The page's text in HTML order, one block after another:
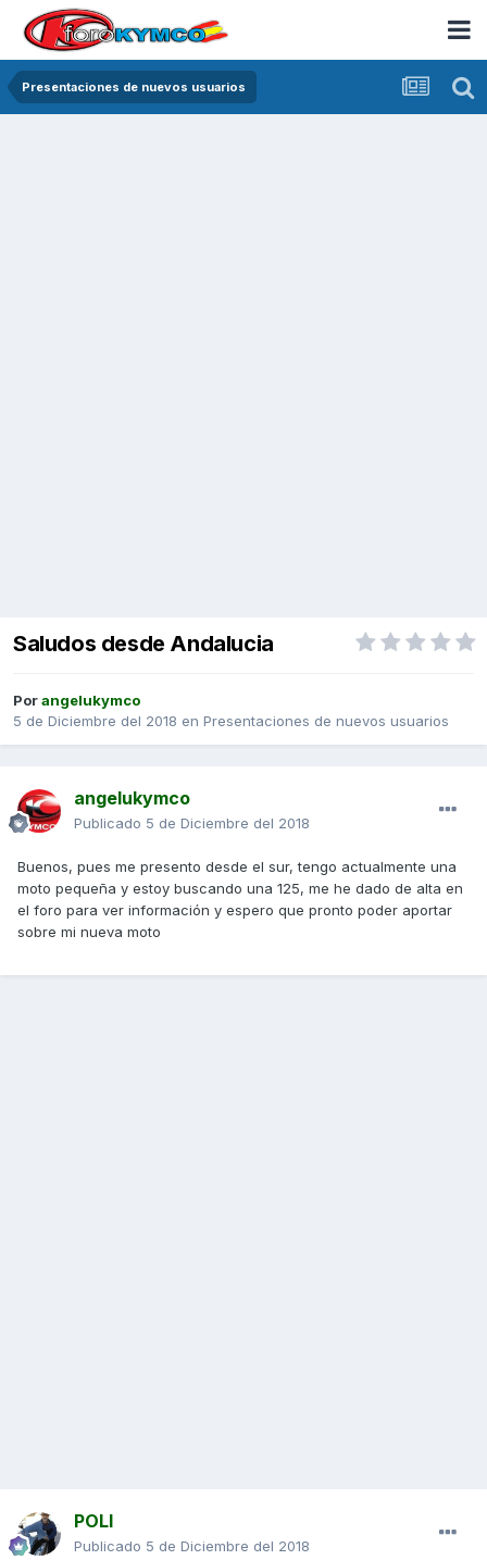
Presentaciones de nuevos usuarios
Saludos desde Andalucia
Porangelukymco
5 de Diciembre del 2018 en Presentaciones de nuevos usuarios
angelukymco
Publicado 5 de Diciembre del 2018
Buenos, pues me presento desde el sur, tengo actualmente una
moto pequeña y estoy buscando una 125, me he dado de alta en
el foro para ver información y espero que pronto poder aportar
sobre mi nueva moto
POLI
Publicado 5 de Diciembre del 2018